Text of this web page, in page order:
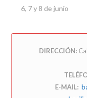
6, 7 y 8 de junio
DIRECCIÓN:
E-MAIL: